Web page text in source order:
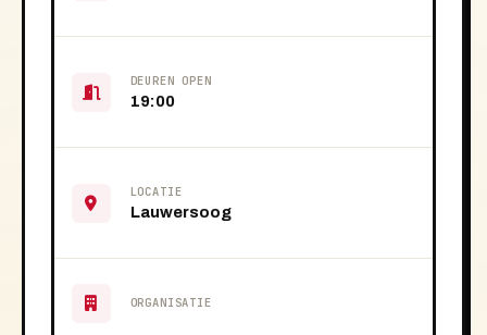
DEUREN OPEN
19:00
LOCATIE
Lauwersoog
ORGANISATIE